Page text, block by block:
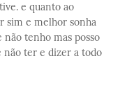
e quanto ao
sim e melhor sonha
tenho mas posso
não ter e dizer a todo